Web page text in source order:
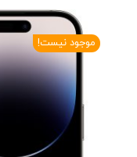
موجود نیست!